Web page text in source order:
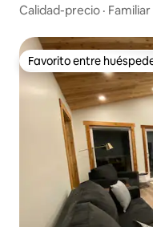
Calidad-precio · Familiar
Favorito entre
Favorito entre